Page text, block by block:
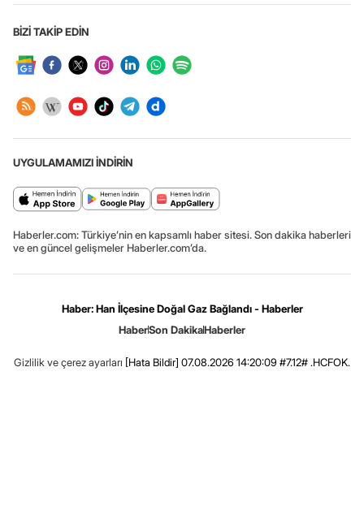
BİZİ TAKİP EDİN
UYGULAMAMIZI İNDİRİN
Haberler.com: Türkiye’nin en kapsamlı haber sitesi. Son dakika haberleri
ve en güncel gelişmeler Haberler.com’da.
Haber: Han İlçesine Doğal Gaz Bağlandı - Haberler
HaberSon DakikaHaberler
Gizlilik ve çerez ayarları [Hata Bildir] 07.08.2026 14:20:09 #7.12# .HCFOK.